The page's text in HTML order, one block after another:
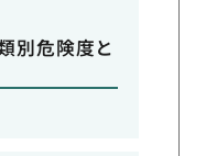
別危険度と